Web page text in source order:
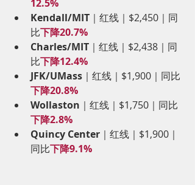
12.5%
Kendall/MIT ｜红线｜$2,450｜同
比下降20.7%
Charles/MIT ｜红线｜$2,438｜同
比下降12.4%
JFK/UMass ｜红线｜$1,900｜同比
下降20.8%
Wollaston ｜红线｜$1,750｜同比
下降2.8%
Quincy Center ｜红线｜$1,900｜
同比下降9.1%